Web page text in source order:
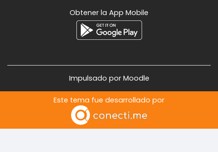
Obtener la App Mobile
Impulsado por Moodle
Este tema fue desarrollado por